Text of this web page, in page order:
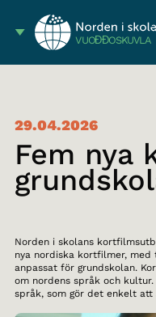
VUOĐĐOSKUVLA
29.04.2026
Fem nya
Norden i skolans
nya nordiska kortfilmer, med
anpassat för grundskolan.
om nordens språk och
språk, som gör det enkelt